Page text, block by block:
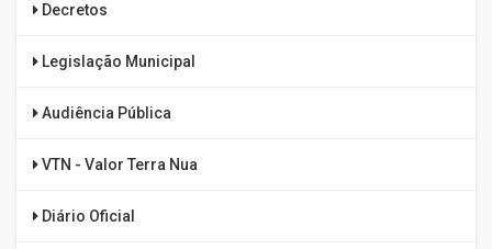
Decretos
Legislação Municipal
Audiência Pública
VTN - Valor Terra Nua
Diário Oficial